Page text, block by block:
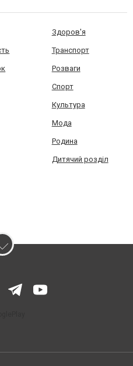
Здоров'я
Транспорт
Розваги
Спорт
Культура
Мода
Родина
Дитячий розділ